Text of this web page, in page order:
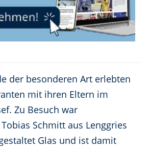
der besonderen Art erlebten
mit ihren Eltern im
Zu Besuch war
Schmitt aus Lenggries
Glas und ist damit